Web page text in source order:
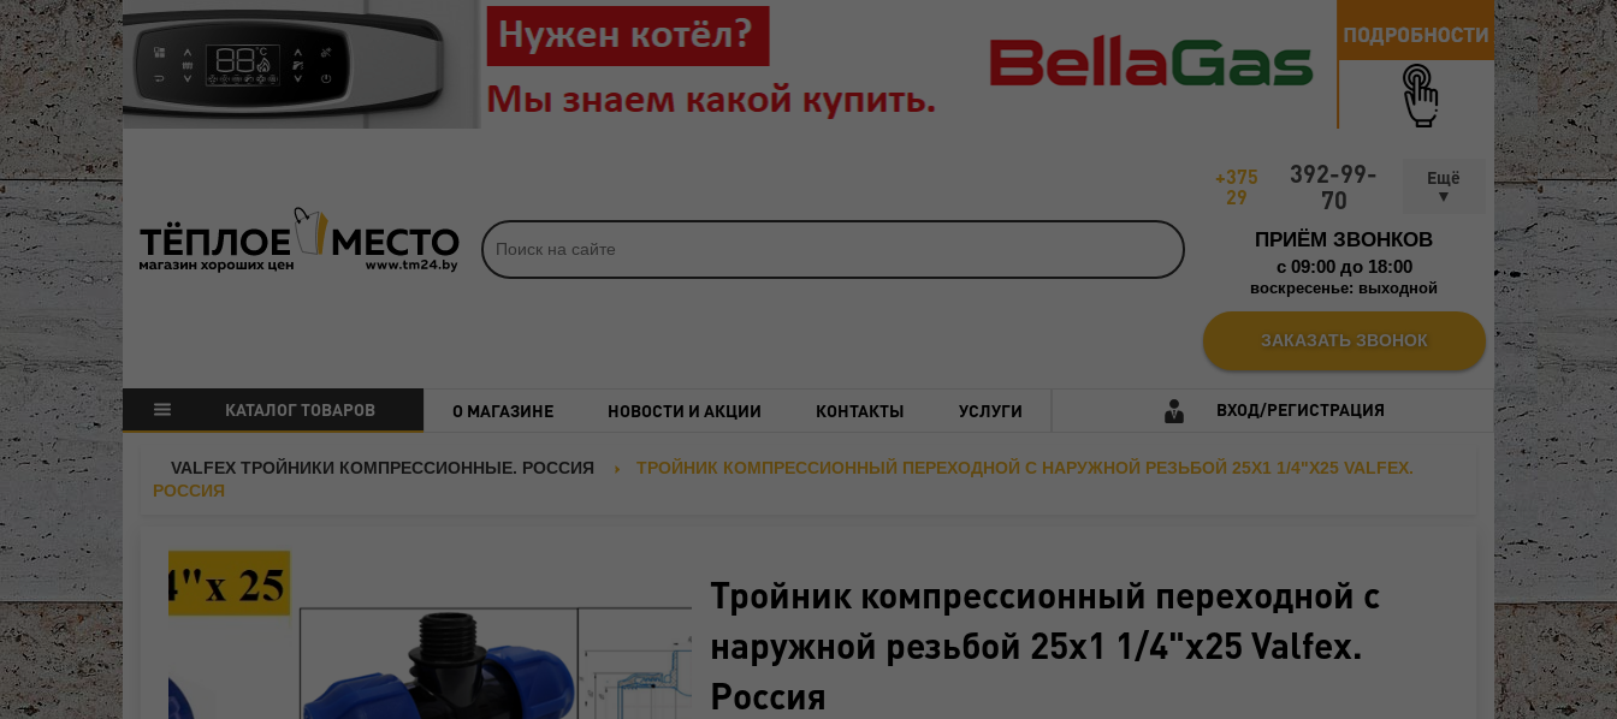
+375
29
392-99-
70
ПРИЁМ ЗВОНКОВ
c 09:00 до 18:00
воскресенье: выходной
ЗАКАЗАТЬ ЗВОНОК
КАТАЛОГ ТОВАРОВ О МАГАЗИНЕ НОВОСТИ И АКЦИИ КОНТАКТЫ УСЛУГИ ВХОД/РЕГИСТРАЦИЯ
VALFEX ТРОЙНИКИ КОМПРЕССИОННЫЕ. РОССИЯ
ТРОЙНИК КОМПРЕССИОННЫЙ ПЕРЕХОДНОЙ С НАРУЖНОЙ РЕЗЬБОЙ 25X1 1/4"X25 VALFEX.
РОССИЯ
Тройник компрессионный переходной с
наружной резьбой 25x1 1/4"x25 Valfex.
Россия